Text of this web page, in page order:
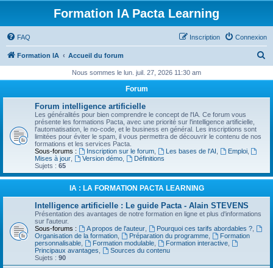
Formation IA Pacta Learning
FAQ Connexion
Inscription
Formation IA Accueil du forum
h
e
Nous sommes le lun. juil. 27, 2026 11:30 am
Forum
Forum intelligence artificielle
Les généralités pour bien comprendre le concept de l'IA. Ce forum vous
présente les formations Pacta, avec une priorité sur l'intelligence artificielle,
l'automatisation, le no-code, et le business en général. Les inscriptions sont
limitées pour éviter le spam, il vous permettra de découvrir le contenu de nos
formations et les services Pacta.
Sous-forums :
Inscription sur le forum, Les bases de l'AI Emploi,
Mises à jour
Version démo,
Définitions
Sujets : 65
IA : LA FORMATION PACTA LEARNING
Intelligence artificielle : Le guide Pacta - Alain STEVENS
Présentation des avantages de notre formation en ligne et plus d'informations
sur l'auteur.
Sous-forums :
A propos de l'auteur, Pourquoi ces tarifs abordables ?,
Organisation de la formation
Préparation du programme,
Formation
personnalisable
Formation modulable, Formation interactive,
Principaux avantages
Sources du contenu
Sujets : 90